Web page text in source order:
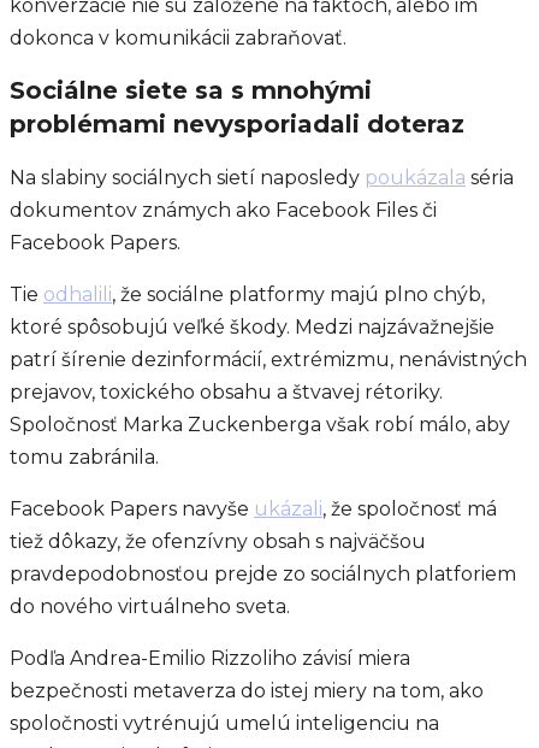
konverzácie nie sú založené na faktoch, alebo im
dokonca v komunikácii zabraňovať.
Sociálne siete sa s mnohými
problémami nevysporiadali doteraz
Na slabiny sociálnych sietí naposledy poukázala séria
dokumentov známych ako Facebook Files či
Facebook Papers.
Tie odhalili, že sociálne platformy majú plno chýb,
ktoré spôsobujú veľké škody. Medzi najzávažnejšie
patrí šírenie dezinformácií, extrémizmu, nenávistných
prejavov, toxického obsahu a štvavej rétoriky.
Spoločnosť Marka Zuckenberga však robí málo, aby
tomu zabránila.
Facebook Papers navyše ukázali, že spoločnosť má
tiež dôkazy, že ofenzívny obsah s najväčšou
pravdepodobnosťou prejde zo sociálnych platforiem
do nového virtuálneho sveta.
Podľa Andrea-Emilio Rizzoliho závisí miera
bezpečnosti metaverza do istej miery na tom, ako
spoločnosti vytrénujú umelú inteligenciu na